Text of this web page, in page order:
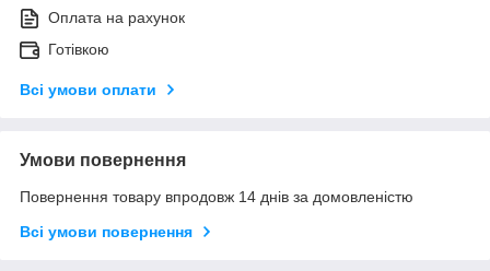
Оплата на рахунок
Готівкою
Всі умови оплати
Умови повернення
Повернення товару впродовж 14 днів за домовленістю
Всі умови повернення